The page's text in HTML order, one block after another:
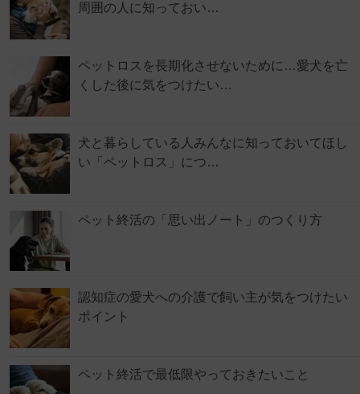
周囲の人に知っておい…
ペットロスを長期化させないために…愛犬を亡
くした後に気をつけたい…
犬と暮らしている人みんなに知っておいてほし
い「ペットロス」につ…
ペット終活の「思い出ノート」のつくり方
認知症の愛犬への介護で飼い主が気をつけたい
ポイント
ペット終活で最低限やっておきたいこと